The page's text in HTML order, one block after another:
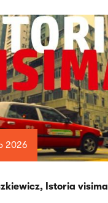
2026
Istoria visima